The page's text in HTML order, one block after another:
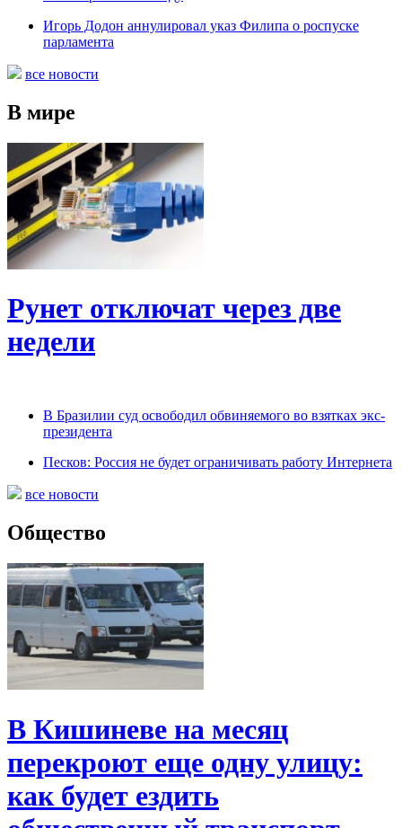
Игорь Додон аннулировал указ Филипа о роспуске
парламента
все новости
В мире
Рунет отключат через две
недели
В Бразилии суд освободил обвиняемого во взятках экс-
президента
Песков: Россия не будет ограничивать работу Интернета
все новости
Общество
В Кишиневе на месяц
перекроют еще одну улицу:
как будет ездить